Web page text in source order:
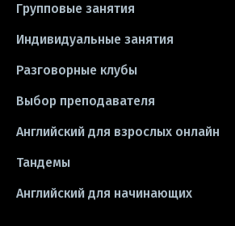
#школа #игры
#CV #резюме
#idioms #эссе
Групповые занятия
Индивидуальные занятия
Разговорные клубы
Выбор преподавателя
Английский для взрослых онлайн
Тандемы
Английский для начинающих